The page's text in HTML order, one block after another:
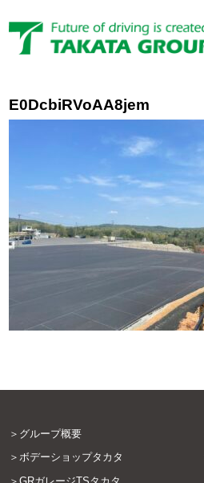
E0DcbiRVoAA8jem
グループ概要
ボデーショップタカタ